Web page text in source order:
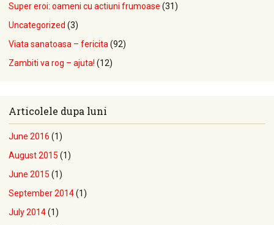
Super eroi: oameni cu actiuni frumoase (31)
Uncategorized (3)
Viata sanatoasa – fericita (92)
Zambiti va rog – ajuta! (12)
Articolele dupa luni
June 2016 (1)
August 2015 (1)
June 2015 (1)
September 2014(1)
July 2014(1)